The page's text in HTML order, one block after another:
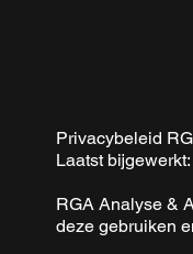
Privacybeleid
Laatst
RGA Analyse &
deze gebruiken